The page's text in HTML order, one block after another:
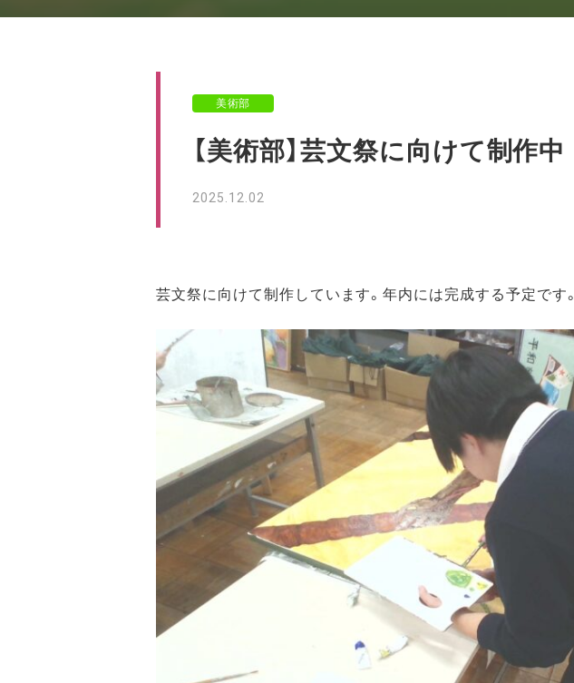
美術部
【美術部】芸文祭に向けて制作中
2025.12.02
芸文祭に向けて制作しています。年内には完成する予定です。